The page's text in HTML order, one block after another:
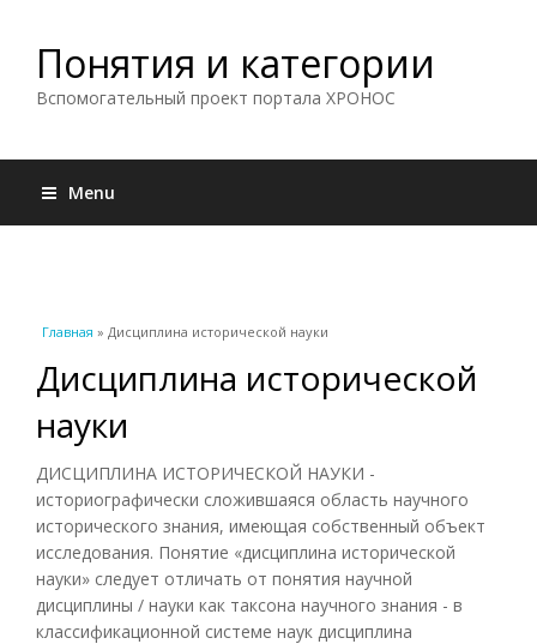
Понятия и категории
Вспомогательный проект портала ХРОНОС
Menu
Вы здесь
Главная » Дисциплина исторической науки
Дисциплина исторической
науки
ДИСЦИПЛИНА ИСТОРИЧЕСКОЙ НАУКИ -
историографически сложившаяся область научного
исторического знания, имеющая собственный объект
исследования. Понятие «дисциплина исторической
науки» следует отличать от понятия научной
дисциплины / науки как таксона научного знания - в
классификационной системе наук дисциплина